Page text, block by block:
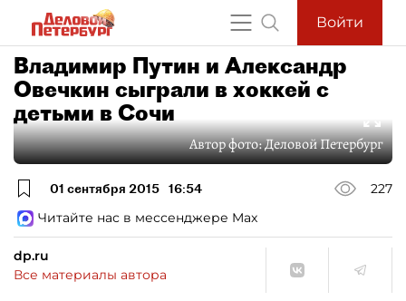
Войти
Владимир Путин и Александр
Овечкин сыграли в хоккей с
детьми в Сочи
Автор фото:Деловой Петербург
01 сентября 2015 16:54
227
Читайте нас в мессенджере Max
dp.ru
Все материалы автора